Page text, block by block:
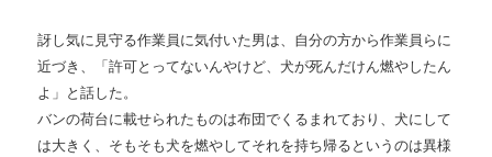
訝し気に見守る作業員に気付いた男は、自分の方から作業員らに
近づき、「許可とってないんやけど、犬が死んだけん燃やしたん
よ」と話した。
バンの荷台に載せられたものは布団でくるまれており、犬にして
は大きく、そもそも犬を燃やしてそれを持ち帰るというのは異様